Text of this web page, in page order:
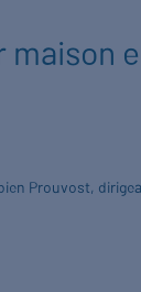
Prouvost,